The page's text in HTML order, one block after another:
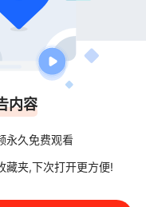
内容
永久免费观看
藏夹,下次打开更方便!